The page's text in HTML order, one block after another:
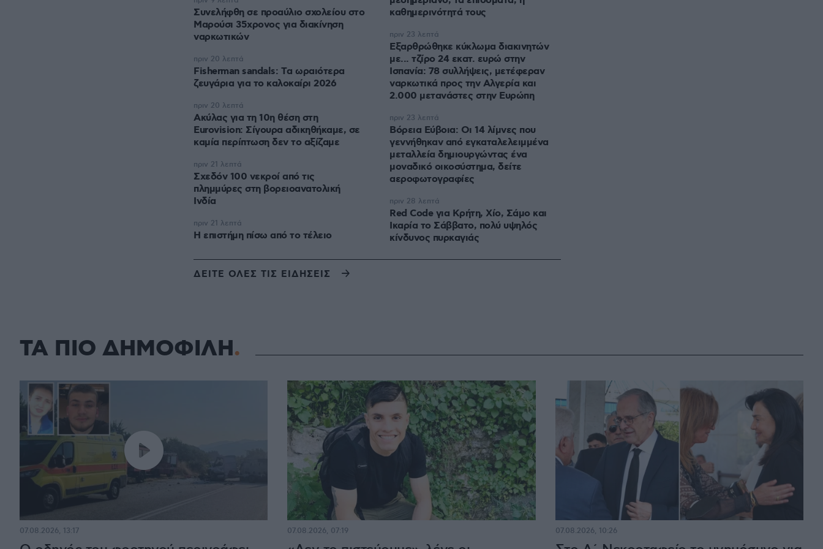
Συνελήφθη σε προαύλιο σχολείου στο
Μαρούσι 35χρονος για διακίνηση
ναρκωτικών
Fisherman sandals: Tα ωραιότερα
ζευγάρια για το καλοκαίρι 2026
πριν 20 λεπτά
Ακύλας για τη 10η θέση στη
Eurovision: Σίγουρα αδικηθήκαμε, σε
καμία περίπτωση δεν το αξίζαμε
πριν 20 λεπτά
Σχεδόν 100 νεκροί από τις
πλημμύρες στη βορειοανατολική
Ινδία
πριν 21 λεπτά
Η επιστήμη πίσω από το τέλειο
πριν 21 λεπτά
καθημερινότητά τους
Εξαρθρώθηκε κύκλωμα διακινητών
με... τζίρο 24 εκατ. ευρώ στην
Ισπανία: 78 συλλήψεις, μετέφεραν
ναρκωτικά προς την Αλγερία και
2.000 μετανάστες στην Ευρώπη
πριν 23 λεπτά
Βόρεια Εύβοια: Οι 14 λίμνες που
γεννήθηκαν από εγκαταλελειμμένα
μεταλλεία δημιουργώντας ένα
μοναδικό οικοσύστημα, δείτε
αεροφωτογραφίες
πριν 23 λεπτά
Red Code για Κρήτη, Χίο, Σάμο και
Ικαρία το Σάββατο, πολύ υψηλός
κίνδυνος πυρκαγιάς
πριν 28 λεπτά
ΔΕΙΤΕ ΟΛΕΣ ΤΙΣ ΕΙΔΗΣΕΙΣ
ΤΑ ΠΙΟ ΔΗΜΟΦΙΛΗ
07.08.2026, 13:17 07.08.2026, 07:19 07.08.2026, 10:26